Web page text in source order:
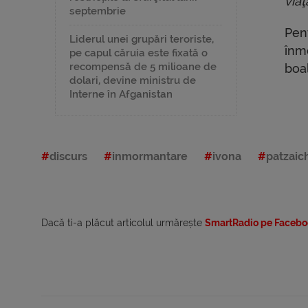
septembrie
Liderul unei grupări teroriste,
pe capul căruia este fixată o
recompensă de 5 milioane de
dolari, devine ministru de
Interne în Afganistan
discurs inmormantare ivona
Dacă ti-a plăcut articolul urmărește SmartRadio pe